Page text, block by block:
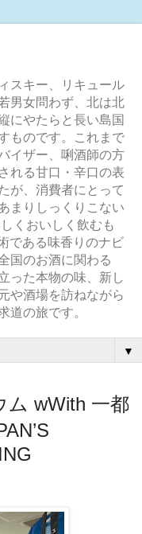
スキー、リキュール
男女問わず、北は北
にやたらと長い島国
ものです。これまで
イザー、唎酒師の方
れる甘口・辛口の表
が、消費者にとって
まりしっくりこない
くおいしく飲むも
である味香りのナビ
国のお酒に関わる
った本物の味、新し
や酒場を訪ねながら
道の旅です。
▼
ム wWith 一都